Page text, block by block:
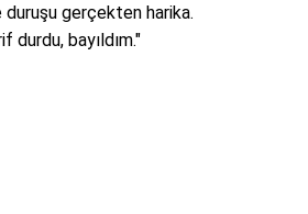
duruşu gerçekten harika.
durdu, bayıldım."